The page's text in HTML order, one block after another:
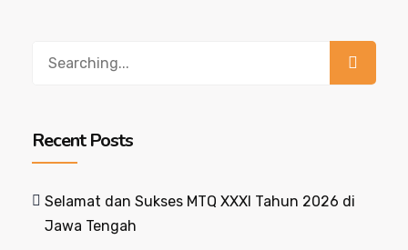
Recent Posts
Selamat dan Sukses MTQ XXXI Tahun 2026 di
Jawa Tengah